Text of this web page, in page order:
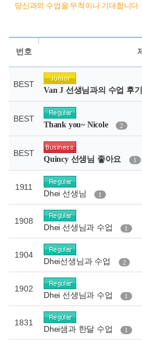
당신과의 수업을 무척이나 기대합니다